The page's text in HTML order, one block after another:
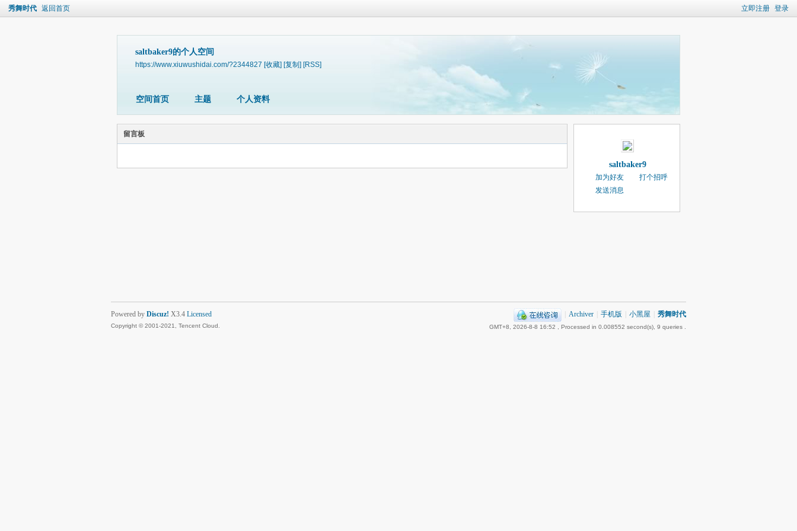
立即注册 登录
秀舞时代 返回首页
saltbaker9的个人空间
https://www.xiuwushidai.com/?2344827 [收藏] [复制] [RSS]
空间首页 主题 个人资料
留言板
saltbaker9
加为好友
打个招呼
发送消息
Archiver 手机版 小黑屋 秀舞时代
GMT+8, 2026-8-8 16:52 , Processed in 0.008552 second(s), 9 queries .
Powered by Discuz! X3.4 Licensed
Copyright © 2001-2021, Tencent Cloud.